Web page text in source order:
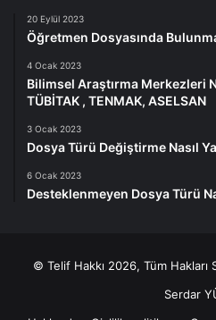
20 Eylül 2023
Öğretmen Dosyasında
4 Ocak 2023
Bilimsel Araştırma Merkezleri
TÜBİTAK , TENMAK, ASELSAN
3 Ocak 2023
Dosya Türü Değiştirme Nasıl
6 Ocak 2023
Desteklenmeyen Dosya Türü
© Telif Hakkı 2026, Tüm Hakları
Serdar